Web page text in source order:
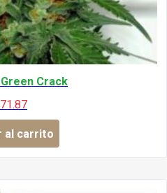
Crack
71.87
al carrito